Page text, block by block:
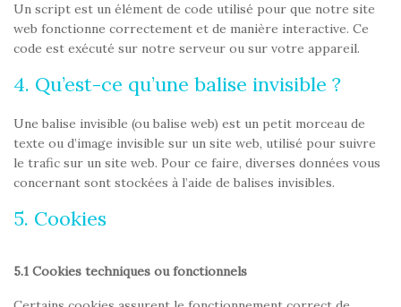
Un script est un élément de code utilisé pour que notre site
web fonctionne correctement et de manière interactive. Ce
code est exécuté sur notre serveur ou sur votre appareil.
4. Qu’est-ce qu’une balise invisible ?
Une balise invisible (ou balise web) est un petit morceau de
texte ou d’image invisible sur un site web, utilisé pour suivre
le trafic sur un site web. Pour ce faire, diverses données vous
concernant sont stockées à l’aide de balises invisibles.
5. Cookies
5.1 Cookies techniques ou fonctionnels